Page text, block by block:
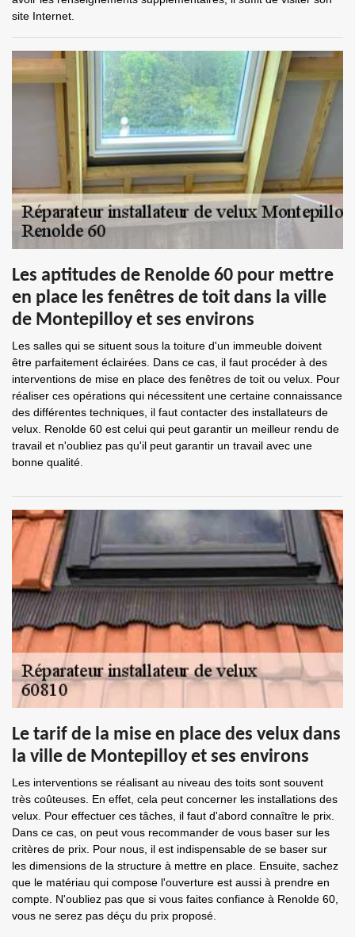
site Internet.
Les aptitudes de Renolde 60 pour mettre
en place les fenêtres de toit dans la ville
de Montepilloy et ses environs
Les salles qui se situent sous la toiture d'un immeuble doivent
être parfaitement éclairées. Dans ce cas, il faut procéder à des
interventions de mise en place des fenêtres de toit ou velux. Pour
réaliser ces opérations qui nécessitent une certaine connaissance
des différentes techniques, il faut contacter des installateurs de
velux. Renolde 60 est celui qui peut garantir un meilleur rendu de
travail et n'oubliez pas qu'il peut garantir un travail avec une
bonne qualité.
Le tarif de la mise en place des velux dans
la ville de Montepilloy et ses environs
Les interventions se réalisant au niveau des toits sont souvent
très coûteuses. En effet, cela peut concerner les installations des
velux. Pour effectuer ces tâches, il faut d'abord connaître le prix.
Dans ce cas, on peut vous recommander de vous baser sur les
critères de prix. Pour nous, il est indispensable de se baser sur
les dimensions de la structure à mettre en place. Ensuite, sachez
que le matériau qui compose l'ouverture est aussi à prendre en
compte. N'oubliez pas que si vous faites confiance à Renolde 60,
vous ne serez pas déçu du prix proposé.